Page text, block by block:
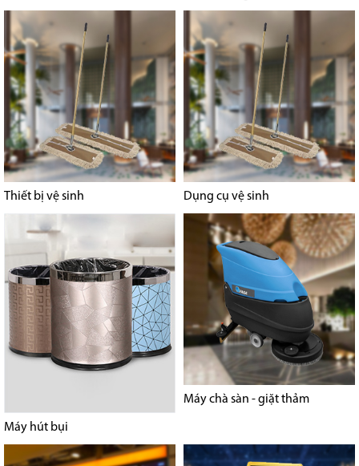
Thiết bị vệ sinh Dụng cụ vệ sinh
Máy hút bụi
Máy chà sàn - giặt thảm